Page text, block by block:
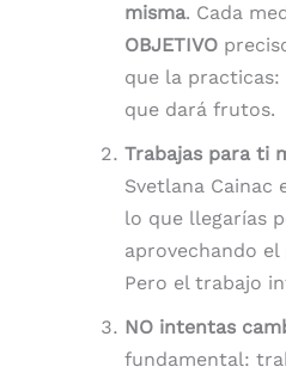
misma. Cada
OBJETIVO
que la
que dará frutos.
Trabajas para ti
Svetlana Cainac
lo que llegarías
aprovechando
Pero el trabajo
NO intentas
fundamental: